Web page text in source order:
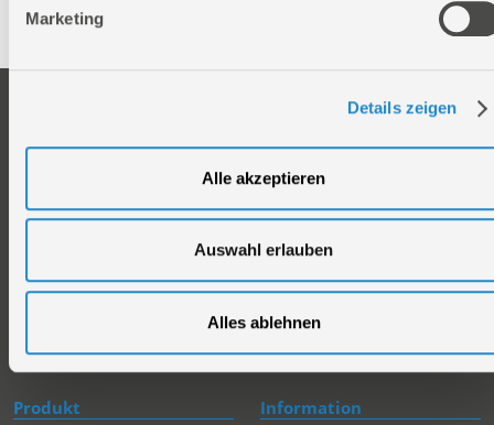
Marketing
Details zeigen
Alle akzeptieren
Auswahl erlauben
Alles ablehnen
Telefax: +49 (0)7904-70051999
Händlersuche
Servicepartner-International
Autorisierter Internetpartner
Reparaturauftrag/Reklamation
Rückgabe gekaufter Artikel
Produkt Information